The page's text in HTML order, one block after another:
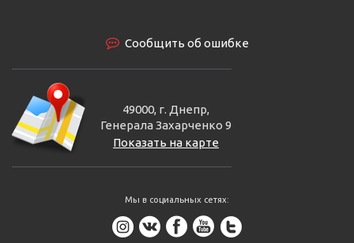
Сообщить об ошибке
49000, г. Днепр,
Генерала Захарченко 9
Показать на карте
Мы в социальных сетях: